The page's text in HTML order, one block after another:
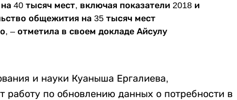
40 тысяч мест, включая показатели 2018 и
общежития на 35 тысяч мест
, – отметила в своем докладе Айсулу
и науки Куаныша Ергалиева,
работу по обновлению данных о потребности в